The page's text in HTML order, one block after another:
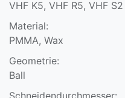
VHF K5, VHF R5, VHF
Material:
PMMA, Wax
Geometrie:
Ball
Schneidendurchmesser: